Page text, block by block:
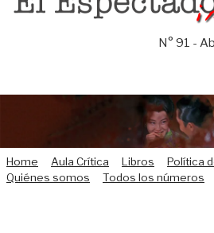
N° 91 -
Home Aula Crítica Libros
Política
Quiénes somos
Todos los números